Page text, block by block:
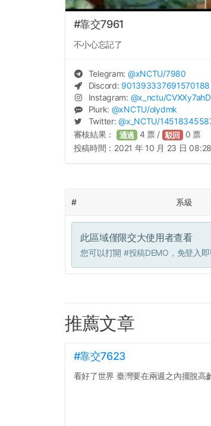
#靠交7961
不小心忘記了
Telegram: @xNCTU/7980
Discord: 901393337691570188
Instagram: @x_nctu/
Plurk: @xNCTU/olydmk
Twitter:@x_NCTU/
審核結果： 通過 4票 / 駁回 0 票
投稿時間： 2021 年 10 月 23 日
# 系級
此區域僅限交大使用者查看
您可以打開 #投稿DEMO ，免登入
推薦文章
#靠交7623
看好了世界 臺灣要在兩週之內擺脫高